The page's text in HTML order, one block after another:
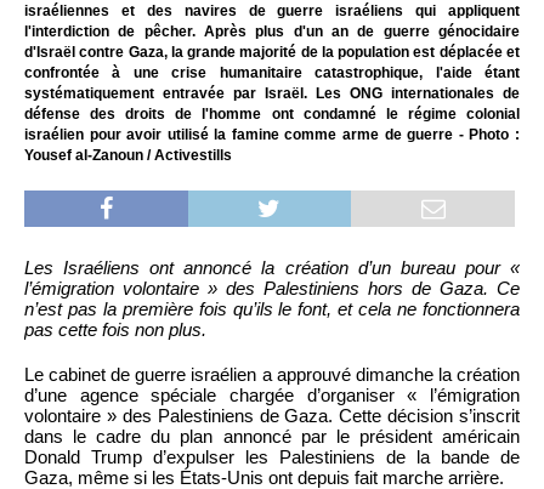
israéliennes et des navires de guerre israéliens qui appliquent
l'interdiction de pêcher. Après plus d'un an de guerre génocidaire
d'Israël contre Gaza, la grande majorité de la population est déplacée et
confrontée à une crise humanitaire catastrophique, l'aide étant
systématiquement entravée par Israël. Les ONG internationales de
défense des droits de l'homme ont condamné le régime colonial
israélien pour avoir utilisé la famine comme arme de guerre - Photo :
Yousef al-Zanoun / Activestills
Les Israéliens ont annoncé la création d’un bureau pour «
l’émigration volontaire » des Palestiniens hors de Gaza. Ce
n’est pas la première fois qu’ils le font, et cela ne fonctionnera
pas cette fois non plus.
Le cabinet de guerre israélien a approuvé dimanche la création
d’une agence spéciale chargée d’organiser « l’émigration
volontaire » des Palestiniens de Gaza. Cette décision s’inscrit
dans le cadre du plan annoncé par le président américain
Donald Trump d’expulser les Palestiniens de la bande de
Gaza, même si les États-Unis ont depuis fait marche arrière.